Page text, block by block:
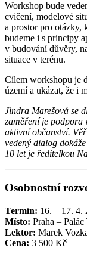
Workshop bude
cvičení, modelové
a prostor pro otázky,
budeme i s principy
v budování důvěry,
situace v terénu.
Cílem workshopu je
území a ukázat, že i
Jindra Marešová se
zaměření je podpora
aktivní občanství.
vedený dialog
10 let je ředitelkou
Osobnostní
Termín: 16. – 17. 4.
Místo: Praha –
Lektor: Marek
Cena: 3 500 Kč